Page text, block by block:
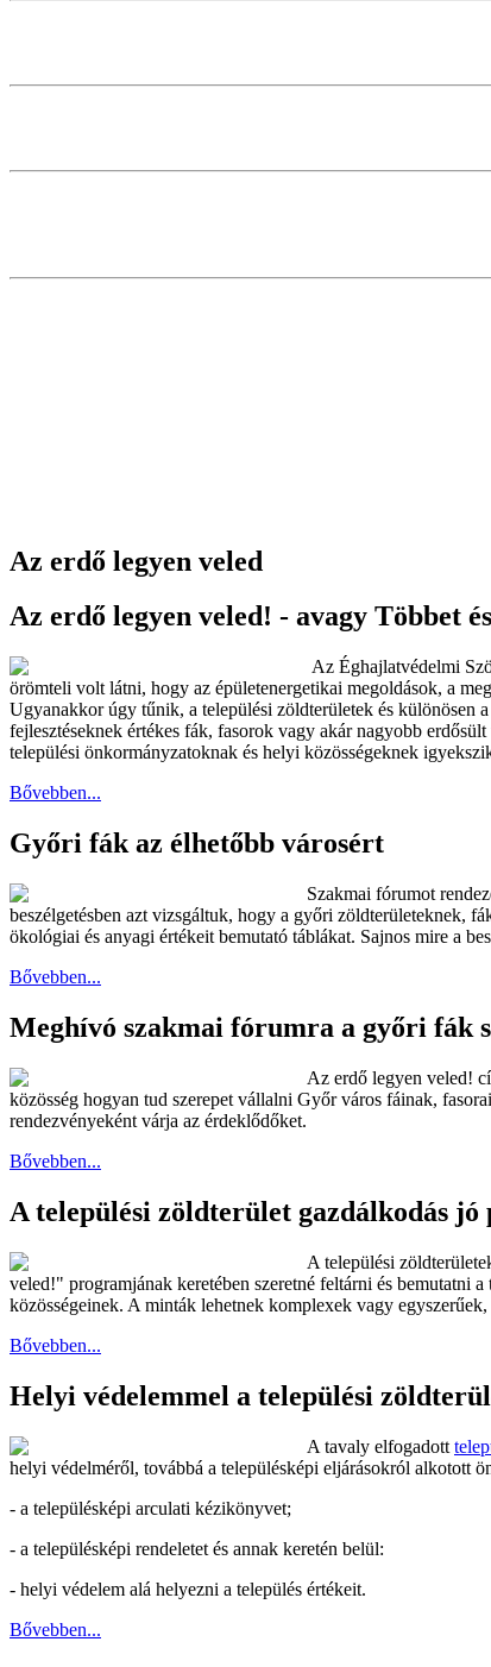
Az erdő legyen veled
Az erdő legyen veled! - avagy Többet
Az Éghajlatvédelmi
örömteli volt látni, hogy az épületenergetikai megoldások, a
Ugyanakkor úgy tűnik, a települési zöldterületek és különösen
fejlesztéseknek értékes fák, fasorok vagy akár nagyobb
települési önkormányzatoknak és helyi közösségeknek
Bővebben...
Győri fák az élhetőbb városért
Szakmai fórumot
beszélgetésben azt vizsgáltuk, hogy a győri zöldterületeknek,
ökológiai és anyagi értékeit bemutató táblákat. Sajnos mire a
Bővebben...
Meghívó szakmai fórumra a győri fák
Az erdő legyen veled!
közösség hogyan tud szerepet vállalni Győr város fáinak,
rendezvényeként várja az érdeklődőket.
Bővebben...
A települési zöldterület gazdálkodás jó
A települési
veled!" programjának keretében szeretné feltárni és bemutatni
közösségeinek. A minták lehetnek komplexek vagy
Bővebben...
Helyi védelemmel a települési
A tavaly elfogadott
helyi védelméről, továbbá a településképi eljárásokról alkotott
- a településképi arculati kézikönyvet;
- a településképi rendeletet és annak keretén belül:
- helyi védelem alá helyezni a település értékeit.
Bővebben...